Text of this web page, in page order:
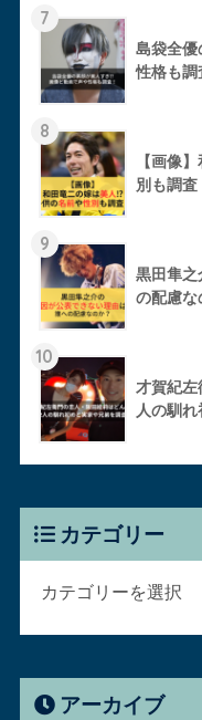
7
島袋全優
性格も調
8
【画像
別も調査
9
黒田隼之
の配慮な
10
才賀紀
人の馴
カテゴリー
アーカイブ